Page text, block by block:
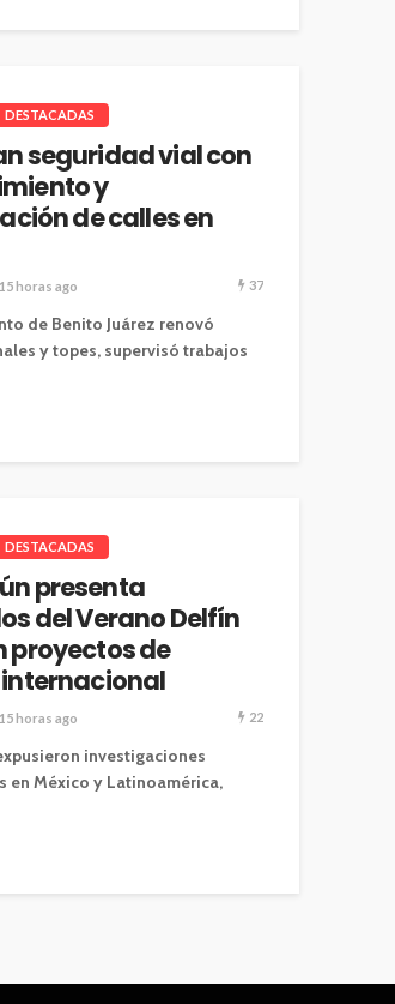
DESTACADAS
seguridad vial con
y
de calles en
15 horas ago 37
de Benito Juárez renovó
y topes, supervisó trabajos
para...
DESTACADAS
presenta
del Verano Delfín
proyectos de
15 horas ago 22
investigaciones
en México y Latinoamérica,
académica y la